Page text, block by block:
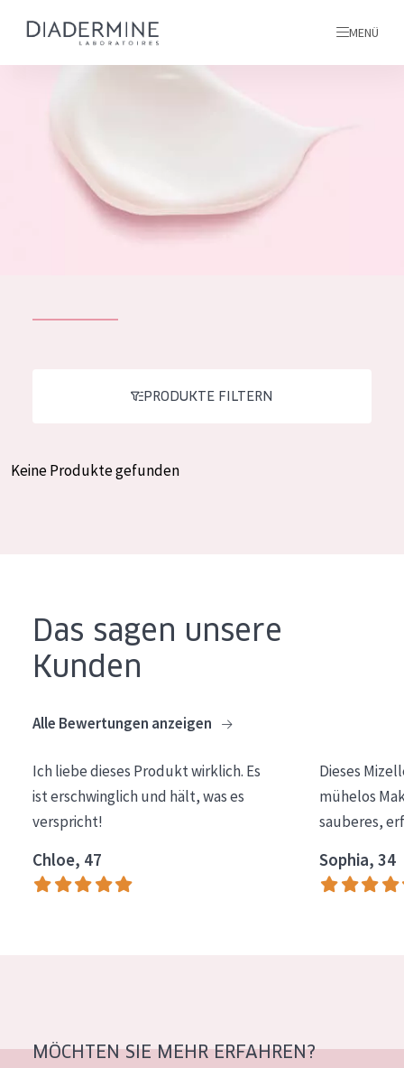
Nachtcreme
Augencreme
PRODUKTLINIE
Essentials
Lift+
Expert
Mischhaut und fettige Haut
ALLE PRODUKTE
MENÜ
Startseite
inhaltsstoffe
Spanish
PRODUKTE FILTERN
Keine Produkte gefunden
Das sagen unsere
Kunden
Alle Bewertungen anzeigen
Ich liebe dieses Produkt wirklich. Es
ist erschwinglich und hält, was es
verspricht!
Chloe, 47
Dieses
mühelos
sauberes,
Sophia, 34
MÖCHTEN SIE MEHR ERFAHREN?